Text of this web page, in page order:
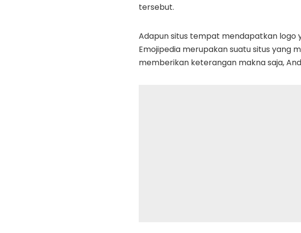
tersebut.
Adapun situs tempat mendapatkan logo
Emojipedia merupakan suatu situs yang
memberikan keterangan makna saja,